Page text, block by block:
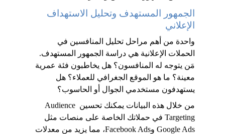
الجمهور المستهدف وتحليل الاستهداف
الإعلاني
واحدة من أهم مراحل تحليل المنافسين في
الحملات الإعلانية هي دراسة الجمهور المستهدف.
مَن يتوجه له المنافسون؟ هل يخاطبون فئة عمرية
معينة؟ ما هو الموقع الجغرافي للعملاء؟ هل
يستهدفون مستخدمي الجوال أو الحاسوب؟
من خلال هذه البيانات يمكنك تحسين Audience
Targeting في حملاتك الخاصة على منصات مثل
Google Ads وFacebook Ads، مما يزيد من معدلات